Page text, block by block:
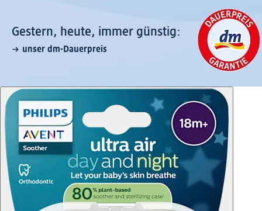
Gestern, heute, immer günstig:
unser dm-Dauerpreis